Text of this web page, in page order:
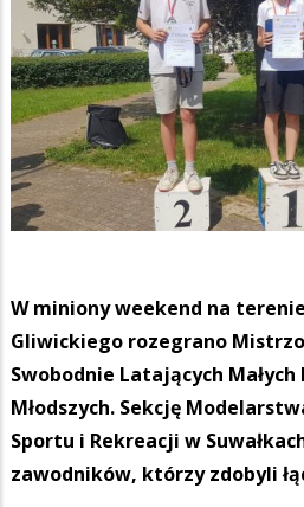
W miniony weekend na
Gliwickiego rozegrano
Swobodnie Latających
Młodszych. Sekcję
Sportu i Rekreacji w
zawodników, którzy zdobyli